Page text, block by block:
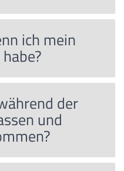
ich mein
der
und